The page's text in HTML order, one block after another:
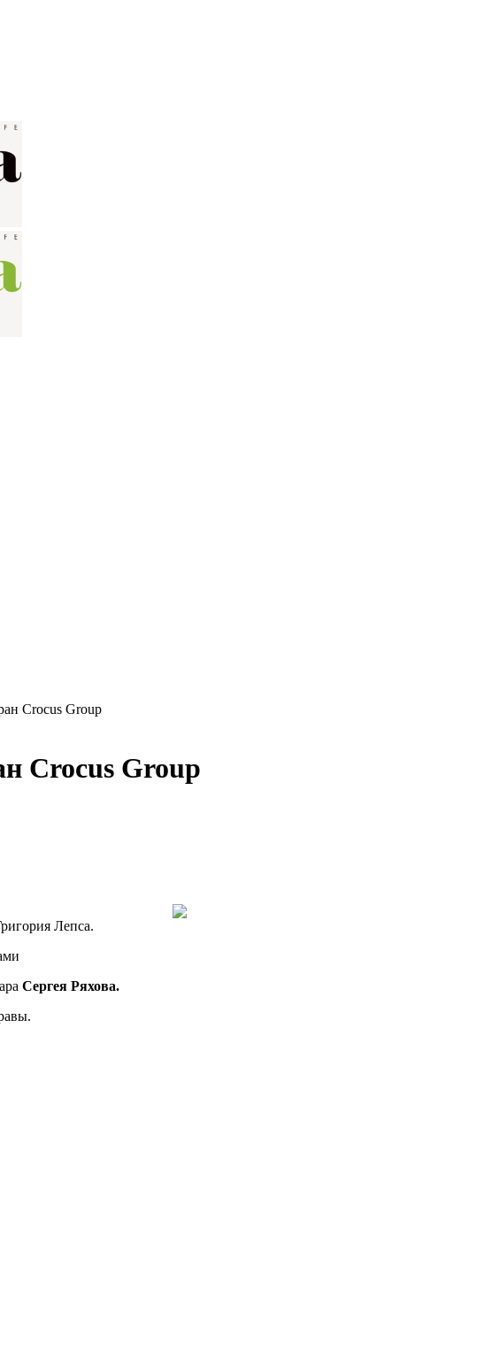
Crocus Group
Crocus Group
Лепса.
Сергея Ряхова.